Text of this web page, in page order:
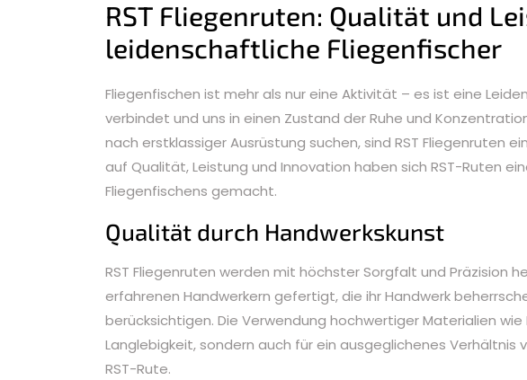
RST Fliegenruten: Qualität und
leidenschaftliche Fliegenfischer
Fliegenfischen ist mehr als nur eine Aktivität – es ist eine
verbindet und uns in einen Zustand der Ruhe und
nach erstklassiger Ausrüstung suchen, sind RST Fliegenruten
auf Qualität, Leistung und Innovation haben sich RST-Ruten
Fliegenfischens gemacht.
Qualität durch Handwerkskunst
RST Fliegenruten werden mit höchster Sorgfalt und Präzision
erfahrenen Handwerkern gefertigt, die ihr Handwerk
berücksichtigen. Die Verwendung hochwertiger Materialien
Langlebigkeit, sondern auch für ein ausgeglichenes Verhältnis
RST-Rute.